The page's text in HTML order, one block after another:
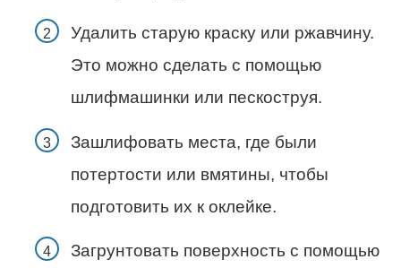
Удалить старую краску или ржавчину.
Это можно сделать с помощью
шлифмашинки или пескоструя.
Зашлифовать места, где были
потертости или вмятины, чтобы
подготовить их к оклейке.
Загрунтовать поверхность с помощью